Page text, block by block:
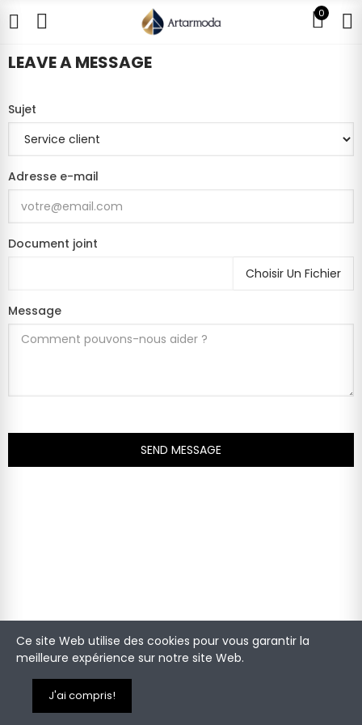
0
LEAVE A MESSAGE
Sujet
Adresse e-mail
Document joint
Choisir Un Fichier
Message
SEND MESSAGE
Ce site Web utilise des cookies pour vous garantir la
meilleure expérience sur notre site Web.
J'ai compris!